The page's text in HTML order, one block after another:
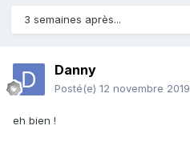
3 semaines après...
Danny
Posté(e) 12 novembre 2019
eh bien !